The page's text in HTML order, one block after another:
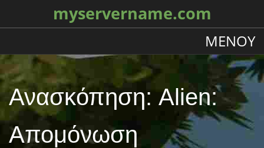
myservername.com
ΜΕΝΟΎ
Ανασκόπηση: Alien:
Απομόνωση